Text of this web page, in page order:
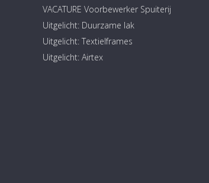
VACATURE Voorbewerker Spuiterij
Uitgelicht: Duurzame lak
Uitgelicht: Textielframes
Uitgelicht: Airtex